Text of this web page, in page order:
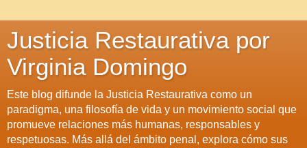
Justicia Restaurativa por
Virginia Domingo
Este blog difunde la Justicia Restaurativa como un
paradigma, una filosofía de vida y un movimiento social que
promueve relaciones más humanas, responsables y
respetuosas. Más allá del ámbito penal, explora cómo sus